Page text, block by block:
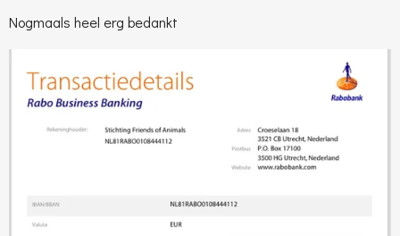
Nogmaals heel erg bedankt